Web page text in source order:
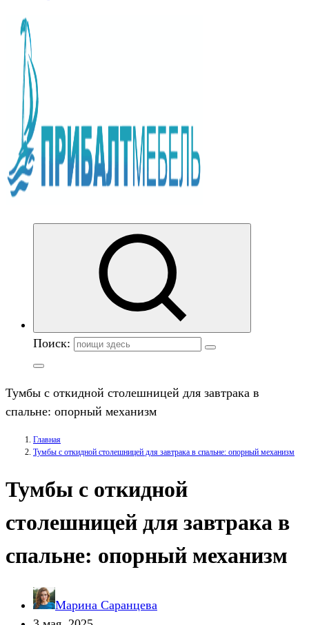
Поиск:
Тумбы с откидной столешницей для завтрака в
спальне: опорный механизм
Главная
Тумбы с откидной столешницей для завтрака в спальне: опорный механизм
Тумбы с откидной
столешницей для завтрака в
спальне: опорный механизм
Марина Саранцева